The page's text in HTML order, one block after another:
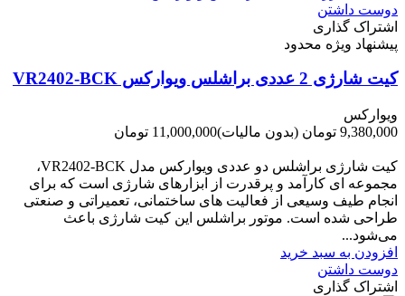
دوست داشتن
اشتراک گذاری
پیشنهاد ویژه محدود
کیت شارژی 2 عددی براشلس ویوارکس VR2402-BCK
ویوارکس
9,380,000 تومان
(بدون مالیات)11,000,000 تومان
کیت شارژی براشلس دو عددی ویوارکس مدل VR2402-BCK،
مجموعه ای کارآمد و پرقدرت از ابزارهای شارژی است که برای
انجام طیف وسیعی از فعالیت های ساختمانی، تعمیراتی و صنعتی
طراحی شده است. موتور براشلس این کیت شارژی باعث
می‌شود...
افزودن به سبد خرید
دوست داشتن
اشتراک گذاری